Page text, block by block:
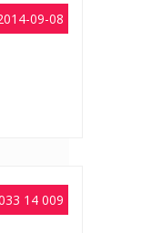
09-08
14 009